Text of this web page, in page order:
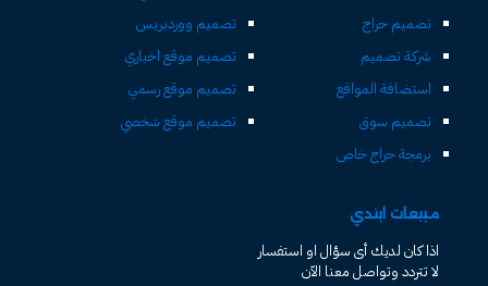
تصميم حراج
شركة تصميم
استضافة المواقع
تصميم سوق
برمجة حراج خاص
تصميم ووردبريس
تصميم موقع اخباري
تصميم موقع رسمي
تصميم موقع شخصي
مبيعات ابتدي
اذا كان لديك أى سؤال او استفسار
لا تتردد وتواصل معنا الآن